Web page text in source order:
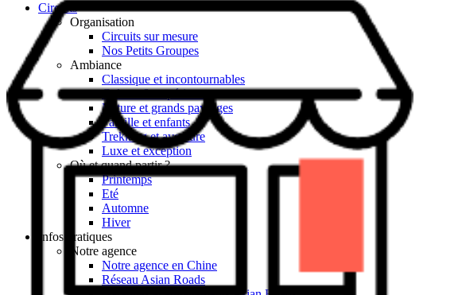
Circuits
Organisation
Circuits sur mesure
Nos Petits Groupes
Ambiance
Classique et incontournables
Culture & expériences
Nature et grands paysages
Famille et enfants
Trekking et aventure
Luxe et exception
Où et quand partir ?
Printemps
Eté
Automne
Hiver
Infos pratiques
Notre agence
Notre agence en Chine
Réseau Asian Roads